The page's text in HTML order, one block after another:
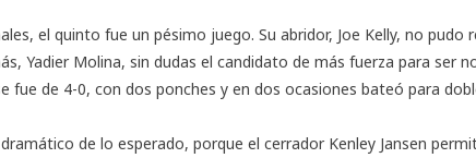
el quinto fue un pésimo juego. Su abridor, Joe Kelly, no
Yadier Molina, sin dudas el candidato de más fuerza para ser
fue de 4-0, con dos ponches y en dos ocasiones bateó para
de lo esperado, porque el cerrador Kenley Jansen